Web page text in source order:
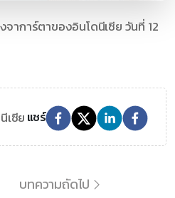
าการ์ตาของอินโดนีเซีย วันที่ 12
เซีย แชร์
บทความถัดไป